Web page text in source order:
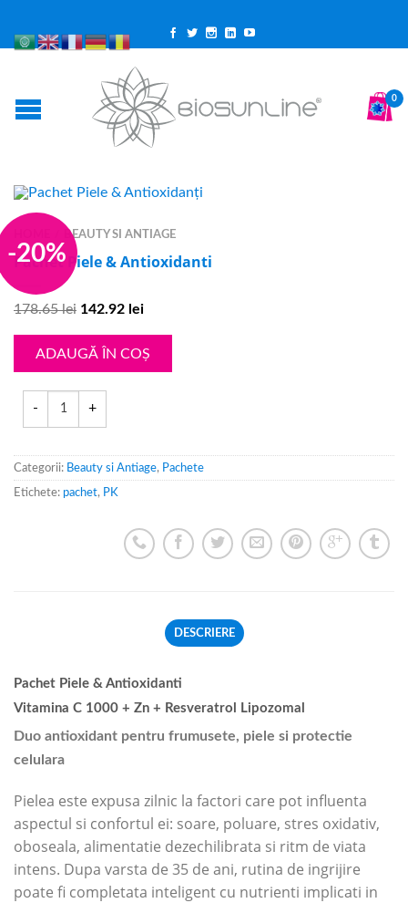
0
-20%
BEAUTY SI ANTIAGE
Pachet Piele & Antioxidanti
178.65lei 142.92 lei
ADAUGĂ ÎN COȘ
Categorii: Beauty si Antiage, Pachete
Etichete: pachet, PK
DESCRIERE
Pachet Piele & Antioxidanti
Vitamina C 1000 + Zn + Resveratrol Lipozomal
Duo antioxidant pentru frumusete, piele si protectie
celulara
Pielea este expusa zilnic la factori care pot influenta
aspectul si confortul ei: soare, poluare, stres oxidativ,
oboseala, alimentatie dezechilibrata si ritm de viata
intens. Dupa varsta de 35 de ani, rutina de ingrijire
poate fi completata inteligent cu nutrienti implicati in